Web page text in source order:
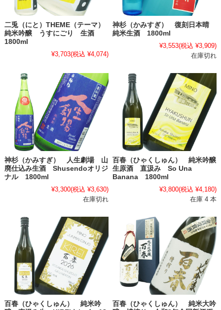
二兎（にと）THEME（テーマ）
純米吟醸 うすにごり 生酒
1800ml
¥3,703(税込 ¥4,074)
神杉（かみすぎ） 復刻日本晴
純米生酒 1800ml
¥3,553(税込 ¥3,909)
在庫切れ
神杉（かみすぎ） 人生劇場 山
廃仕込み生酒 Shusendoオリジ
ナル 1800ml
¥3,300(税込 ¥3,630)
在庫切れ
百春（ひゃくしゅん） 純米吟醸
生原酒 直汲み So Una
Banana 1800ml
¥3,800(税込 ¥4,180)
在庫 4 本
百春（ひゃくしゅん） 純米吟
百春（ひゃくしゅん） 純米大吟